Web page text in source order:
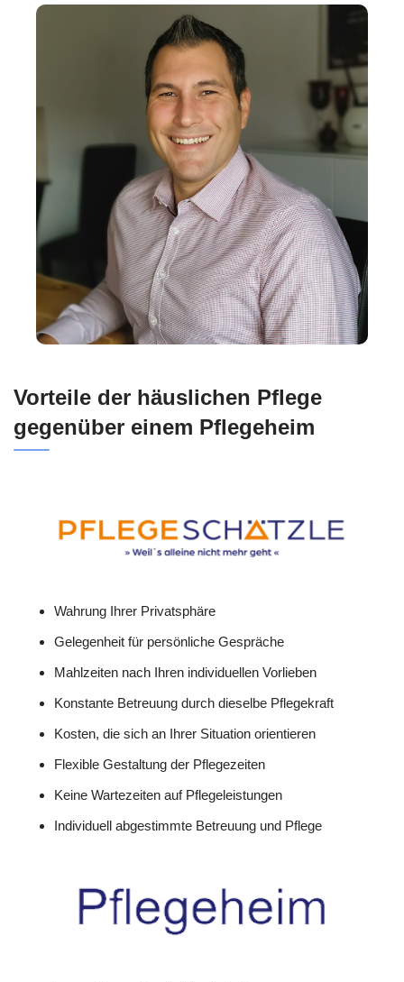
Vorteile der häuslichen Pflege
gegenüber einem Pflegeheim
Wahrung Ihrer Privatsphäre
Gelegenheit für persönliche Gespräche
Mahlzeiten nach Ihren individuellen Vorlieben
Konstante Betreuung durch dieselbe Pflegekraft
Kosten, die sich an Ihrer Situation orientieren
Flexible Gestaltung der Pflegezeiten
Keine Wartezeiten auf Pflegeleistungen
Individuell abgestimmte Betreuung und Pflege